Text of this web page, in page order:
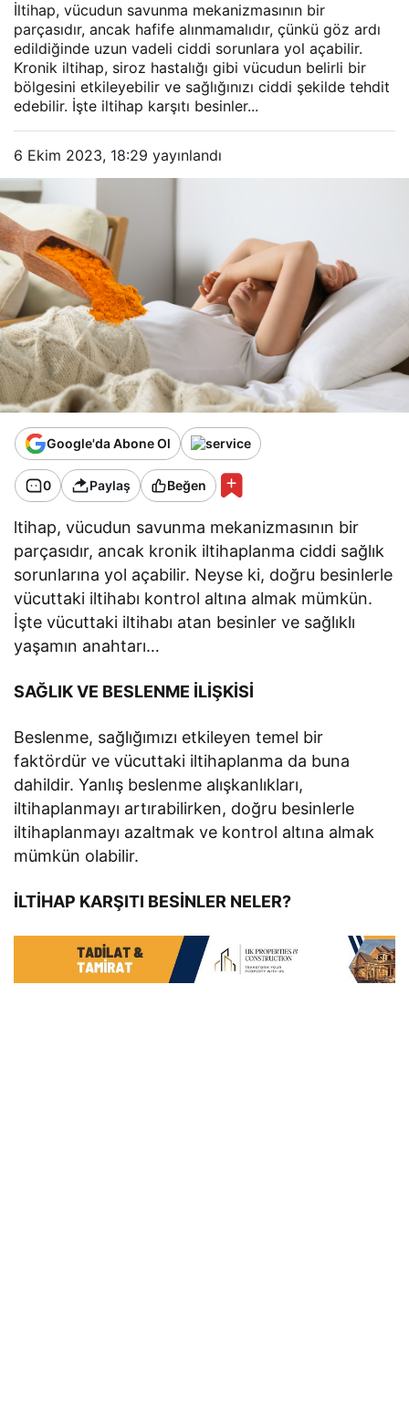
İltihap, vücudun savunma mekanizmasının bir
parçasıdır, ancak hafife alınmamalıdır, çünkü göz ardı
edildiğinde uzun vadeli ciddi sorunlara yol açabilir.
Kronik iltihap, siroz hastalığı gibi vücudun belirli bir
bölgesini etkileyebilir ve sağlığınızı ciddi şekilde tehdit
edebilir. İşte iltihap karşıtı besinler...
6 Ekim 2023, 18:29 yayınlandı
Google'da Abone Ol
0 Paylaş Beğen
ltihap, vücudun savunma mekanizmasının bir
parçasıdır, ancak kronik iltihaplanma ciddi sağlık
sorunlarına yol açabilir. Neyse ki, doğru besinlerle
vücuttaki iltihabı kontrol altına almak mümkün.
İşte vücuttaki iltihabı atan besinler ve sağlıklı
yaşamın anahtarı…
SAĞLIK VE BESLENME İLİŞKİSİ
Beslenme, sağlığımızı etkileyen temel bir
faktördür ve vücuttaki iltihaplanma da buna
dahildir. Yanlış beslenme alışkanlıkları,
iltihaplanmayı artırabilirken, doğru besinlerle
iltihaplanmayı azaltmak ve kontrol altına almak
mümkün olabilir.
İLTİHAP KARŞITI BESİNLER NELER?